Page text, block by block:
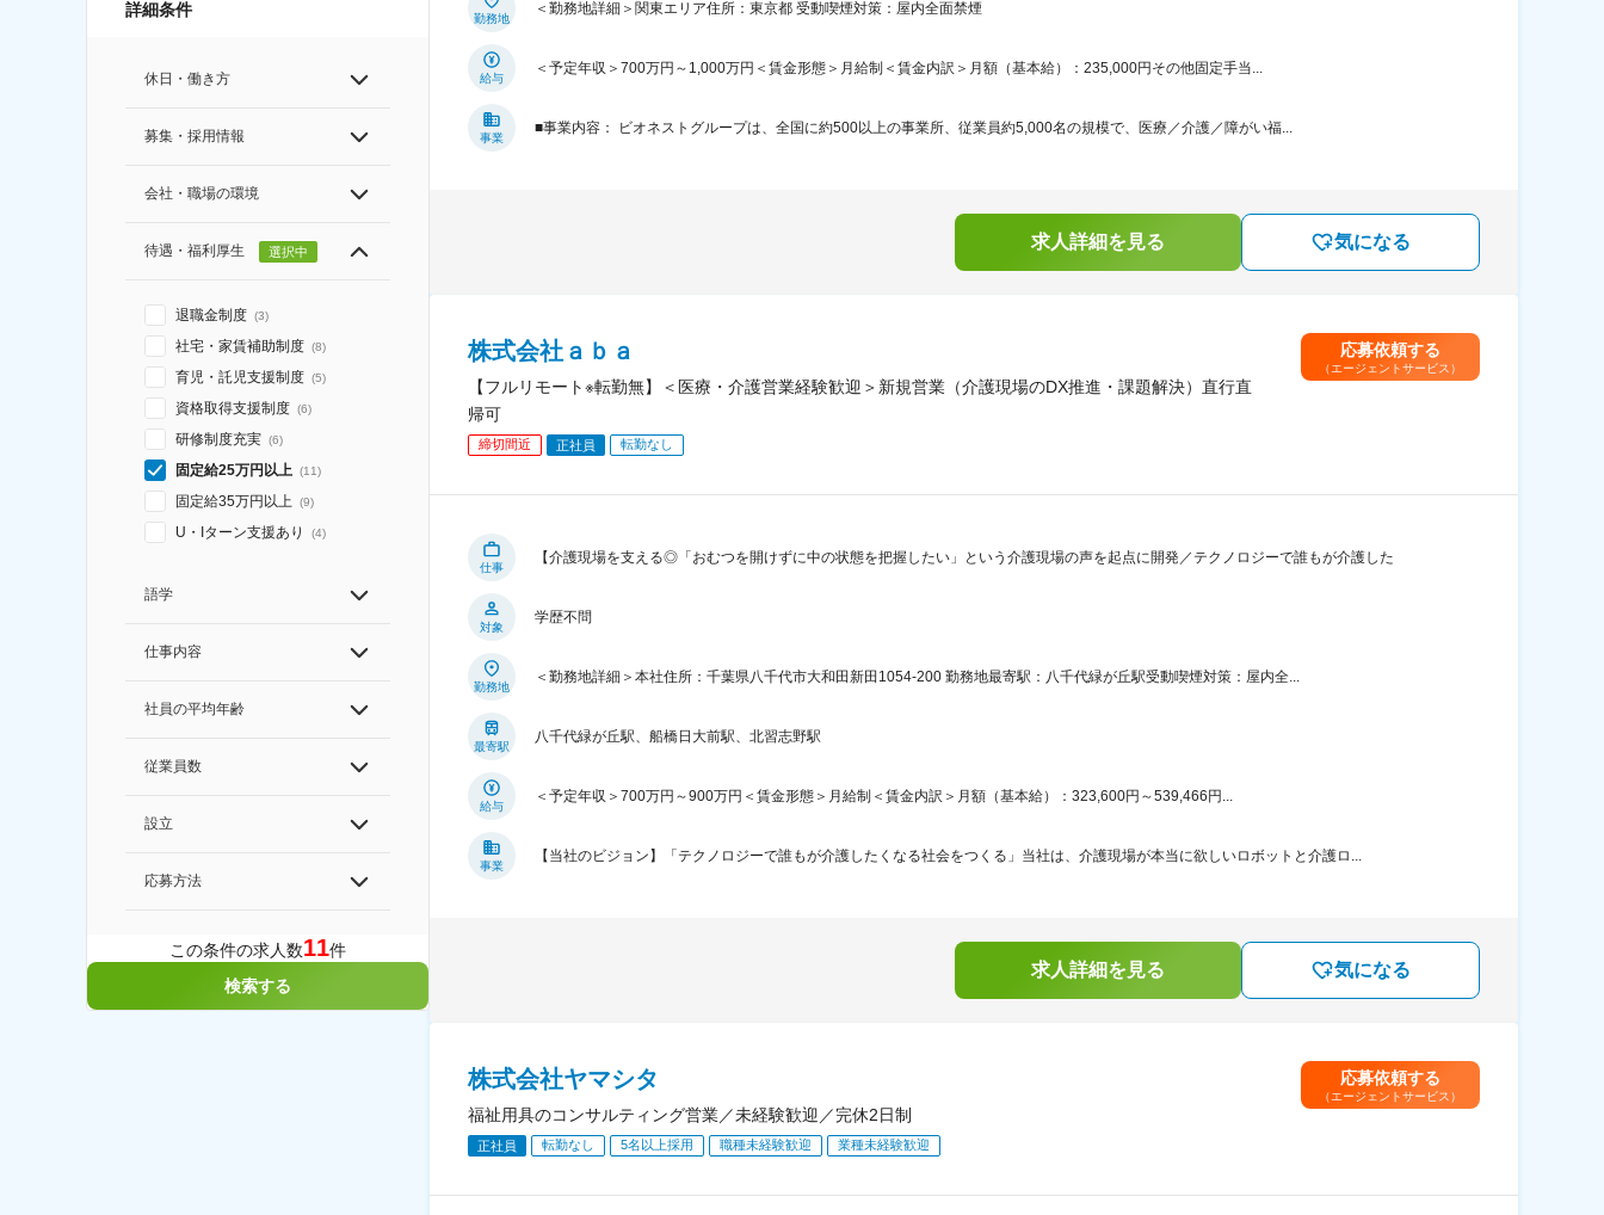
詳細条件
休日・働き方
募集・採用情報
会社・職場の環境
待遇・福利厚生 選択中
退職金制度 (3)
社宅・家賃補助制度 (8)
育児・託児支援制度 (5)
資格取得支援制度 (6)
研修制度充実 (6)
固定給25万円以上 (11)
固定給35万円以上 (9)
U・Iターン支援あり (4)
語学
仕事内容
社員の平均年齢
従業員数
設立
応募方法
この条件の求人数11件
検索する
勤務地
＜勤務地詳細＞関東エリア住所：東京都 受動喫煙対策：屋内全面禁煙
給与
＜予定年収＞700万円～1,000万円＜賃金形態＞月給制＜賃金内訳＞月額（基本給）：235,000円その他固定手当...
事業
■事業内容： ビオネストグループは、全国に約500以上の事業所、従業員約5,000名の規模で、医療／介護／障がい福...
求人詳細を見る 気になる
株式会社ａｂａ
【フルリモート※転勤無】＜医療・介護営業経験歓迎＞新規営業（介護現場のDX推進・課題解決）直行直
帰可
締切間近 正社員 転勤なし
応募依頼する
（エージェントサービス）
仕事
【介護現場を支える◎「おむつを開けずに中の状態を把握したい」という介護現場の声を起点に開発／テクノロジーで誰もが介護した
対象
学歴不問
勤務地
＜勤務地詳細＞本社住所：千葉県八千代市大和田新田1054-200 勤務地最寄駅：八千代緑が丘駅受動喫煙対策：屋内全...
最寄駅
八千代緑が丘駅、船橋日大前駅、北習志野駅
給与
＜予定年収＞700万円～900万円＜賃金形態＞月給制＜賃金内訳＞月額（基本給）：323,600円～539,466円...
事業
【当社のビジョン】「テクノロジーで誰もが介護したくなる社会をつくる」当社は、介護現場が本当に欲しいロボットと介護ロ...
求人詳細を見る 気になる
株式会社ヤマシタ
福祉用具のコンサルティング営業／未経験歓迎／完休2日制
正社員 転勤なし 5名以上採用 職種未経験歓迎 業種未経験歓迎
応募依頼する
（エージェントサービス）